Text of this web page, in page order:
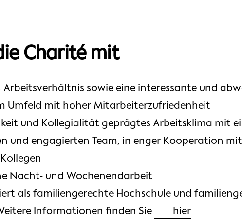
Charité mit
Arbeitsverhältnis sowie eine interessante und
Umfeld mit hoher Mitarbeiterzufriedenheit
und Kollegialität geprägtes Arbeitsklima mit
und engagierten Team, in enger Kooperation
Nacht- und Wochenendarbeit
als familiengerechte Hochschule und
Informationen finden Sie
hier